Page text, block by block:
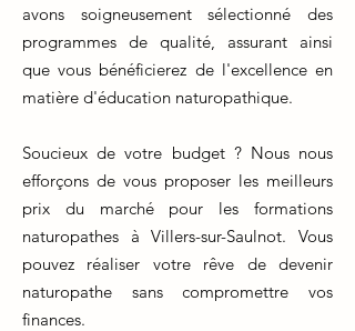
avons soigneusement sélectionné des
programmes de qualité, assurant ainsi
que vous bénéficierez de l'excellence en
matière d'éducation naturopathique.
Soucieux de votre budget ? Nous nous
efforçons de vous proposer les meilleurs
prix du marché pour les formations
naturopathes à Villers-sur-Saulnot. Vous
pouvez réaliser votre rêve de devenir
naturopathe sans compromettre vos
finances.